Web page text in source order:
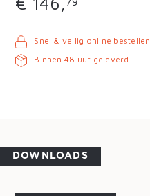
Snel & veilig online bestellen
Binnen 48 uur geleverd
DOWNLOADS